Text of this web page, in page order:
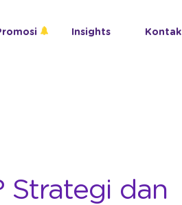
Insights Kontak
Strategi dan